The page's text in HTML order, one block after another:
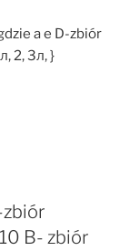
a e D-zbiór
2, 3л, }
zbiór
B- zbiór